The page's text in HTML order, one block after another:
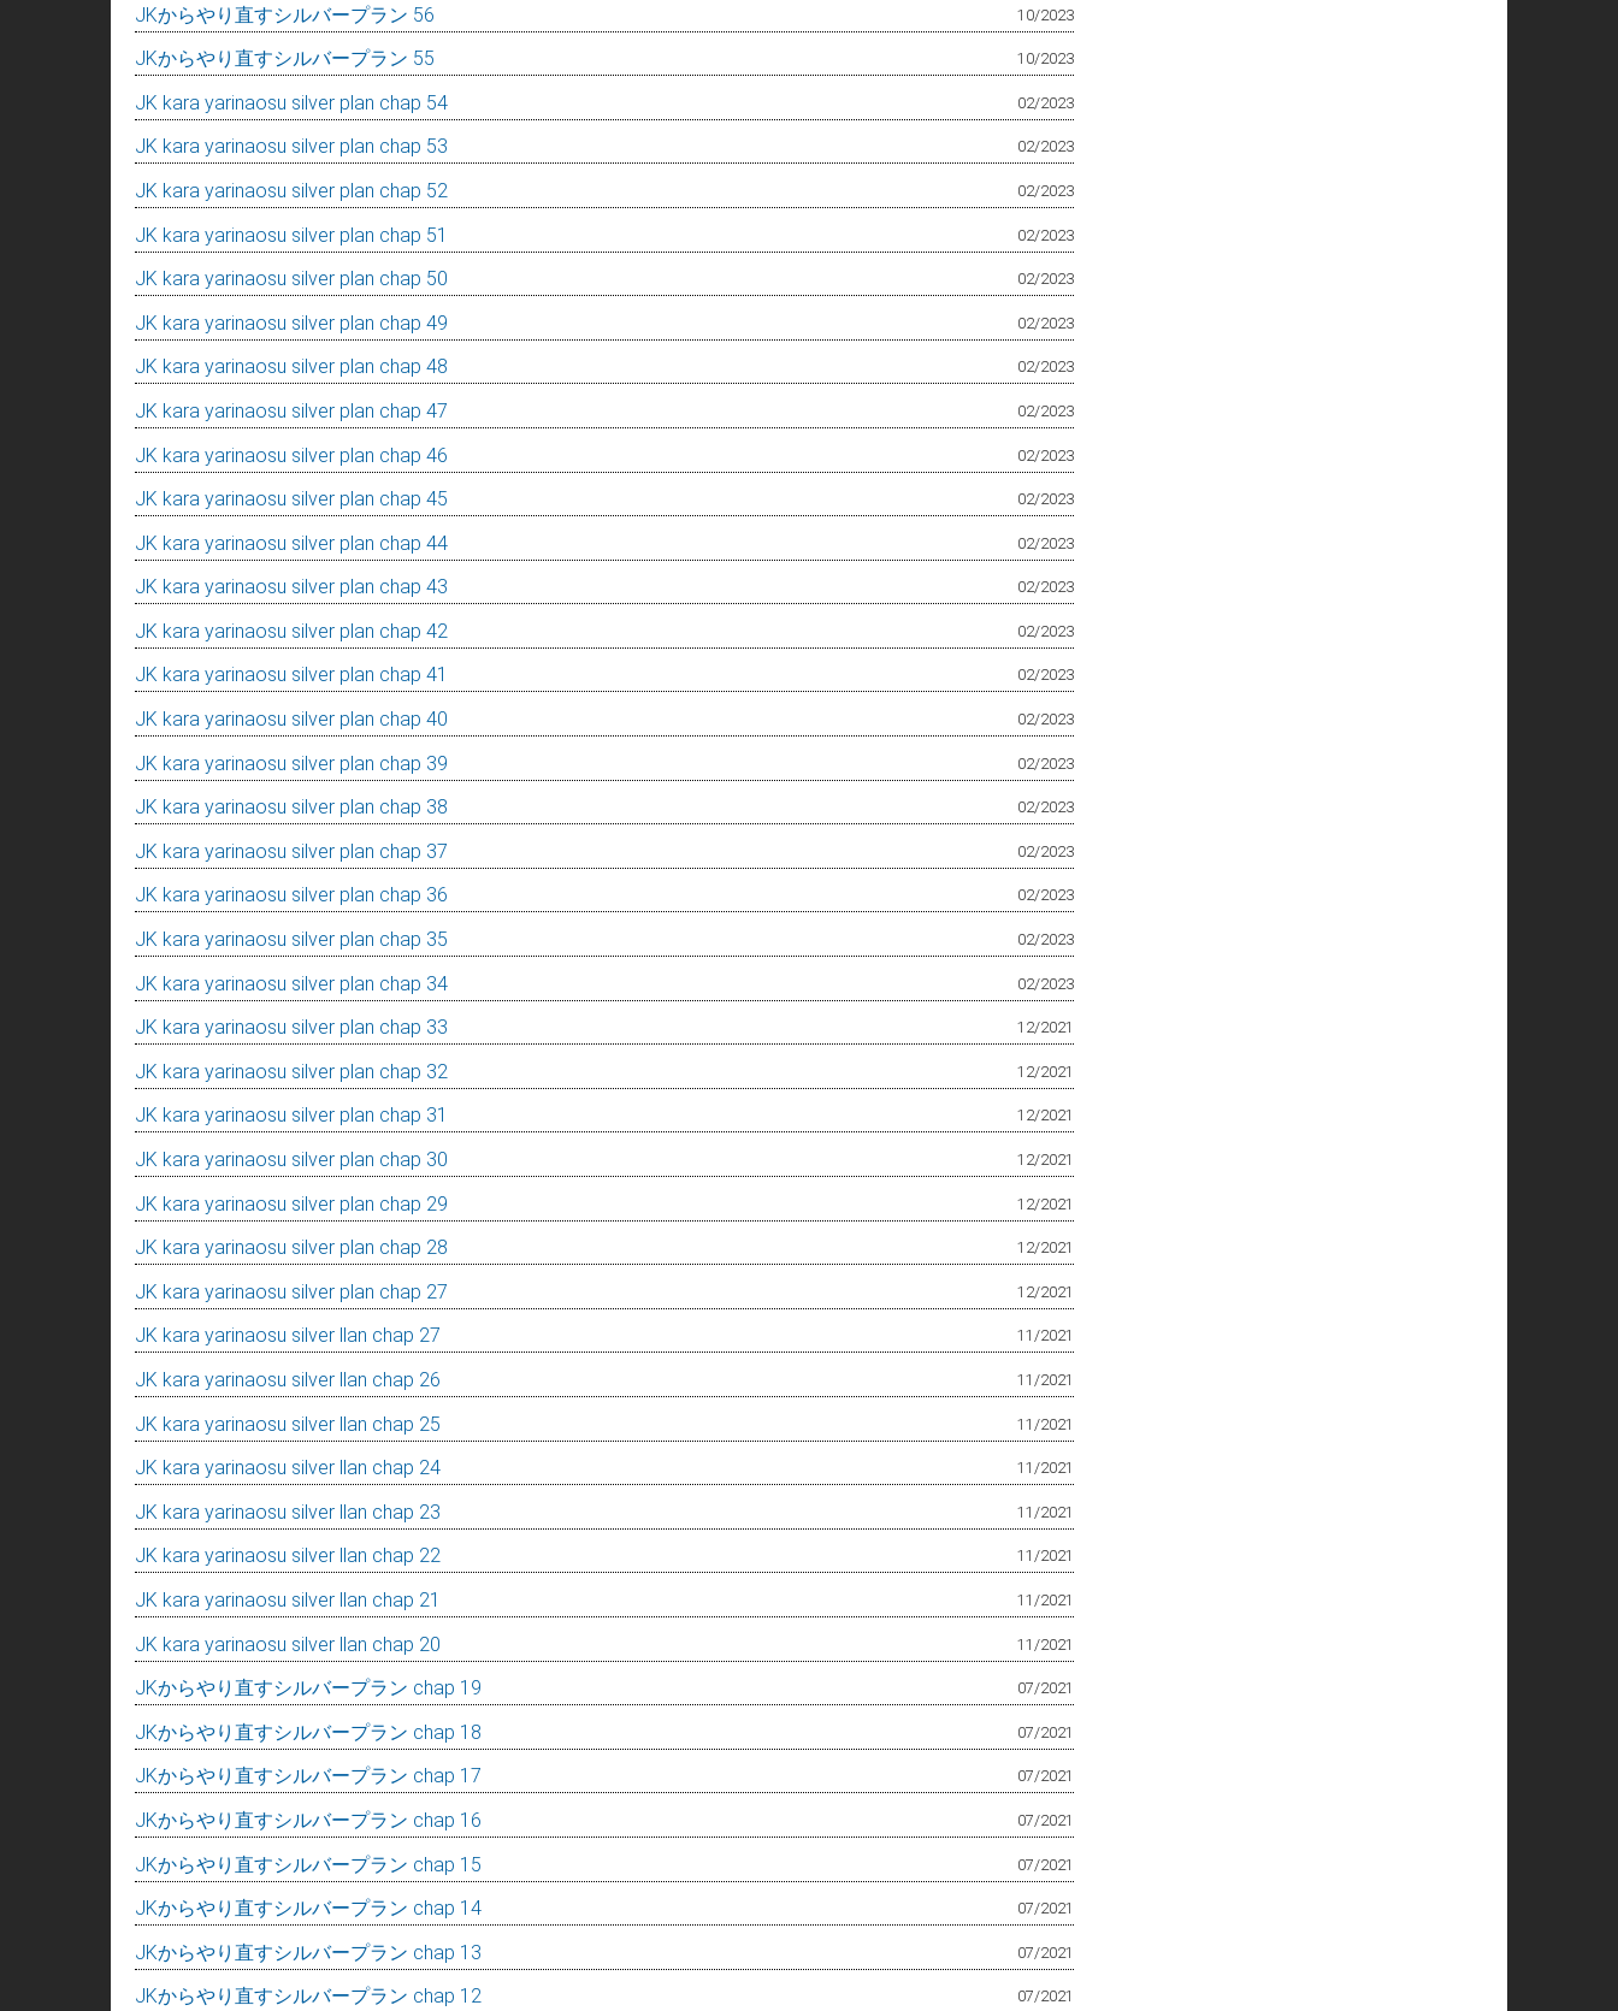
JKからやり直すシルバープラン 56 10/2023
JKからやり直すシルバープラン 55 10/2023
JK kara yarinaosu silver plan chap 54 02/2023
JK kara yarinaosu silver plan chap 53 02/2023
JK kara yarinaosu silver plan chap 52 02/2023
JK kara yarinaosu silver plan chap 51 02/2023
JK kara yarinaosu silver plan chap 50 02/2023
JK kara yarinaosu silver plan chap 49 02/2023
JK kara yarinaosu silver plan chap 48 02/2023
JK kara yarinaosu silver plan chap 47 02/2023
JK kara yarinaosu silver plan chap 46 02/2023
JK kara yarinaosu silver plan chap 45 02/2023
JK kara yarinaosu silver plan chap 44 02/2023
JK kara yarinaosu silver plan chap 43 02/2023
JK kara yarinaosu silver plan chap 42 02/2023
JK kara yarinaosu silver plan chap 41 02/2023
JK kara yarinaosu silver plan chap 40 02/2023
JK kara yarinaosu silver plan chap 39 02/2023
JK kara yarinaosu silver plan chap 38 02/2023
JK kara yarinaosu silver plan chap 37 02/2023
JK kara yarinaosu silver plan chap 36 02/2023
JK kara yarinaosu silver plan chap 35 02/2023
JK kara yarinaosu silver plan chap 34 02/2023
JK kara yarinaosu silver plan chap 33 12/2021
JK kara yarinaosu silver plan chap 32 12/2021
JK kara yarinaosu silver plan chap 31 12/2021
JK kara yarinaosu silver plan chap 30 12/2021
JK kara yarinaosu silver plan chap 29 12/2021
JK kara yarinaosu silver plan chap 28 12/2021
JK kara yarinaosu silver plan chap 27 12/2021
JK kara yarinaosu silver llan chap 27 11/2021
JK kara yarinaosu silver llan chap 26 11/2021
JK kara yarinaosu silver llan chap 25 11/2021
JK kara yarinaosu silver llan chap 24 11/2021
JK kara yarinaosu silver llan chap 23 11/2021
JK kara yarinaosu silver llan chap 22 11/2021
JK kara yarinaosu silver llan chap 21 11/2021
JK kara yarinaosu silver llan chap 20 11/2021
JKからやり直すシルバープラン chap 19 07/2021
JKからやり直すシルバープラン chap 18 07/2021
JKからやり直すシルバープラン chap 17 07/2021
JKからやり直すシルバープラン chap 16 07/2021
JKからやり直すシルバープラン chap 15 07/2021
JKからやり直すシルバープラン chap 14 07/2021
JKからやり直すシルバープラン chap 13 07/2021
JKからやり直すシルバープラン chap 12 07/2021